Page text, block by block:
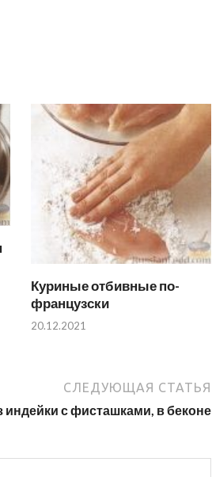
Куриные отбивные по-
французски
20.12.2021
СЛЕДУЮЩАЯ СТАТЬЯ
индейки с фисташками, в беконе